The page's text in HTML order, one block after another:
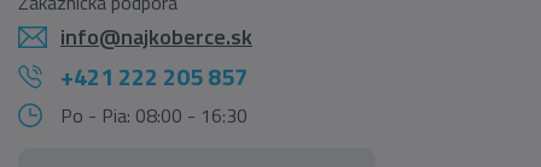
info@najkoberce.sk
+421 222 205 857
Po - Pia: 08:00 - 16:30